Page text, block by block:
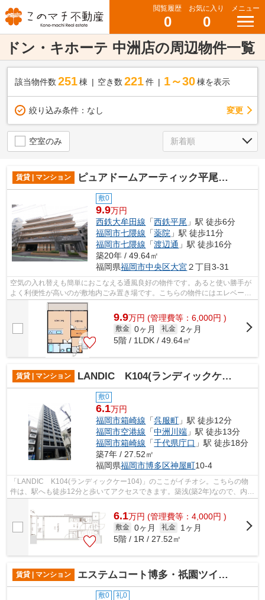
閲覧履歴
0
お気に入り
0
メニュー
ドン・キホーテ 中洲店の周辺物件一覧
該当物件数 251棟 空き数 221 件 1～30 棟を表示
絞り込み条件： なし 変更
空室のみ
賃貸 | マンション ピュアドームアーティック平尾（ピュアドームアーティックヒラオ）
敷0
9.9万円
西鉄大牟田線 「西鉄平尾 」駅 徒歩6分
福岡市七隈線 「薬院 」駅 徒歩11分
福岡市七隈線 「渡辺通 」駅 徒歩16分
築20年 / 49.64㎡
福岡県福岡市中央区大宮２丁目3-31
空気の入れ替えも簡単におこなえる通風良好の物件です。あると使い勝手が
よく利便性が高いのが敷地内ごみ置き場です。こちらの物件にはエレベータ
ーが付いています。ウォーキングやラ...
9.9万円 (管理費等：6,000円 )
敷金 0ヶ月 礼金
2ヶ月
5階 / 1LDK / 49.64㎡
賃貸 | マンション LANDIC K104(ランディックケー104)
敷0
6.1万円
福岡市箱崎線 「呉服町 」駅 徒歩12分
福岡市空港線 「中洲川端 」駅 徒歩13分
福岡市箱崎線 「千代県庁口 」駅 徒歩18分
築7年 / 27.52㎡
福岡県福岡市博多区神屋町10-4
「LANDIC K104(ランディックケー104)」のここがイチオシ。こちらの物
件は、駅へも徒歩12分と歩いてアクセスできます。築浅(築2年)なので、内装
6.1万円 (管理費等：4,000円 )
敷金 0ヶ月 礼金
1ヶ月
5階 / 1R / 27.52㎡
賃貸 | マンション エステムコート博多・祇園ツインタワーファーストステージ
敷0 礼0